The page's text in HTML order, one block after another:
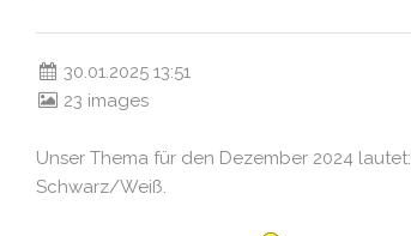
30.01.2025 13:51
23 images
Unser Thema für den Dezember 2024 lautet:
Schwarz/Weiß.